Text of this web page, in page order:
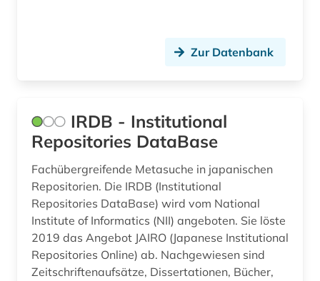
Zur Datenbank
IRDB - Institutional
Repositories DataBase
Fachübergreifende Metasuche in japanischen
Repositorien. Die IRDB (Institutional
Repositories DataBase) wird vom National
Institute of Informatics (NII) angeboten. Sie löste
2019 das Angebot JAIRO (Japanese Institutional
Repositories Online) ab. Nachgewiesen sind
Zeitschriftenaufsätze, Dissertationen, Bücher,